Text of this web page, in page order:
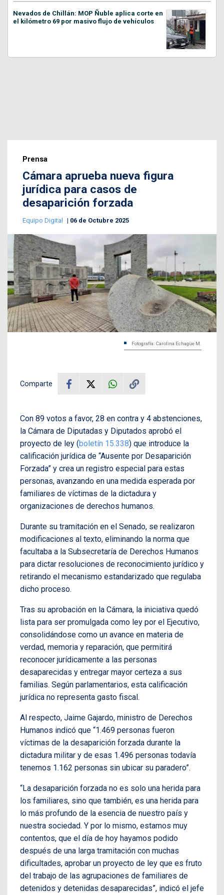
Nevados de Chillán: MOP Ñuble aplica corte en
el kilómetro 69 por masivo flujo de vehículos
Prensa
Cámara aprueba nueva figura
jurídica para casos de
desaparición forzada
Equipo Digital 06 de Octubre 2025
Fotografía: Carolina Echagüe M.
Comparte
Con 89 votos a favor, 28 en contra y 4 abstenciones,
la Cámara de Diputadas y Diputados aprobó el
proyecto de ley (boletín 15.338) que introduce la
calificación jurídica de “Ausente por Desaparición
Forzada” y crea un registro especial para estas
personas, avanzando en una medida esperada por
familiares de víctimas de la dictadura y
organizaciones de derechos humanos.
Durante su tramitación en el Senado, se realizaron
modificaciones al texto, eliminando la norma que
facultaba a la Subsecretaría de Derechos Humanos
para dictar resoluciones de reconocimiento jurídico y
retirando el mecanismo estandarizado que regulaba
dicho proceso.
Tras su aprobación en la Cámara, la iniciativa quedó
lista para ser promulgada como ley por el Ejecutivo,
consolidándose como un avance en materia de
verdad, memoria y reparación, que permitirá
reconocer jurídicamente a las personas
desaparecidas y entregar mayor certeza a sus
familias. Según parlamentarios, esta calificación
jurídica no representa gasto fiscal.
Al respecto, Jaime Gajardo, ministro de Derechos
Humanos indicó que “1.469 personas fueron
víctimas de la desaparición forzada durante la
dictadura militar y de esas 1.496 personas todavía
tenemos 1.162 personas sin ubicar su paradero”.
“La desaparición forzada no es solo una herida para
los familiares, sino que también, es una herida para
lo más profundo de la esencia de nuestro país y
nuestra sociedad. Y por lo mismo, estamos muy
contentos, que el día de hoy hayamos podido
después de una larga tramitación con muchas
dificultades, aprobar un proyecto de ley que es fruto
del trabajo de las agrupaciones de familiares de
detenidos y detenidas desaparecidas”, indicó el jefe